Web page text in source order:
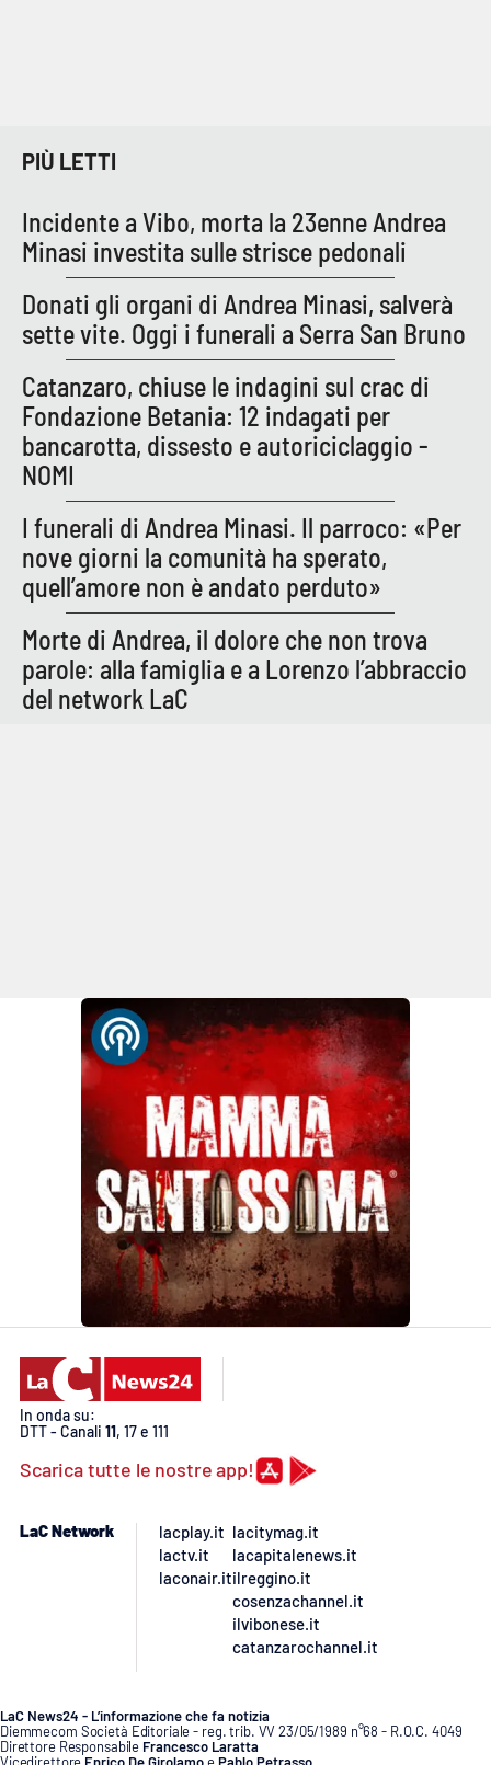
PIÙ LETTI
Incidente a Vibo, morta la 23enne Andrea
Minasi investita sulle strisce pedonali
Donati gli organi di Andrea Minasi, salverà
sette vite. Oggi i funerali a Serra San Bruno
Catanzaro, chiuse le indagini sul crac di
Fondazione Betania: 12 indagati per
bancarotta, dissesto e autoriciclaggio -
NOMI
I funerali di Andrea Minasi. Il parroco: «Per
nove giorni la comunità ha sperato,
quell’amore non è andato perduto»
Morte di Andrea, il dolore che non trova
parole: alla famiglia e a Lorenzo l’abbraccio
del network LaC
In onda su:
DTT - Canali 11, 17 e 111
Scarica tutte le nostre app!
LaC Network
lacplay.it
lactv.it
laconair.it
lacitymag.it
lacapitalenews.it
ilreggino.it
cosenzachannel.it
ilvibonese.it
catanzarochannel.it
LaC News24 - L’informazione che fa notizia
Diemmecom Società Editoriale - reg. trib. VV 23/05/1989 n°68 - R.O.C. 4049
Direttore Responsabile Francesco Laratta